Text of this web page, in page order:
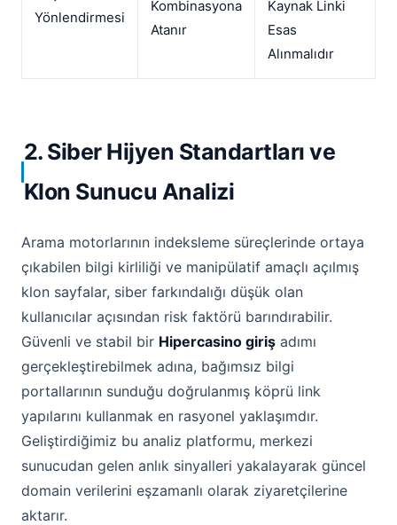
Yönlendirmesi
Kombinasyona
Atanır
Kaynak Linki
Esas
Alınmalıdır
2. Siber Hijyen Standartları ve
Klon Sunucu Analizi
Arama motorlarının indeksleme süreçlerinde ortaya
çıkabilen bilgi kirliliği ve manipülatif amaçlı açılmış
klon sayfalar, siber farkındalığı düşük olan
kullanıcılar açısından risk faktörü barındırabilir.
Güvenli ve stabil bir Hipercasino giriş adımı
gerçekleştirebilmek adına, bağımsız bilgi
portallarının sunduğu doğrulanmış köprü link
yapılarını kullanmak en rasyonel yaklaşımdır.
Geliştirdiğimiz bu analiz platformu, merkezi
sunucudan gelen anlık sinyalleri yakalayarak güncel
domain verilerini eşzamanlı olarak ziyaretçilerine
aktarır.